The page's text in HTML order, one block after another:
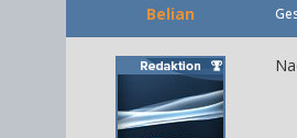
Belian